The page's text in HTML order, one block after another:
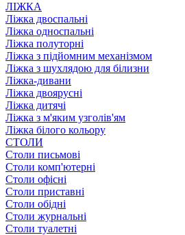
ЛІЖКА
Ліжка двоспальні
Ліжка односпальні
Ліжка полуторні
Ліжка з підйомним механізмом
Ліжка з шухлядою для білизни
Ліжка-дивани
Ліжка двоярусні
Ліжка дитячі
Ліжка з м'яким узголів'ям
Ліжка білого кольору
СТОЛИ
Столи письмові
Столи комп'ютерні
Столи офісні
Столи приставні
Столи обідні
Столи журнальні
Столи туалетні